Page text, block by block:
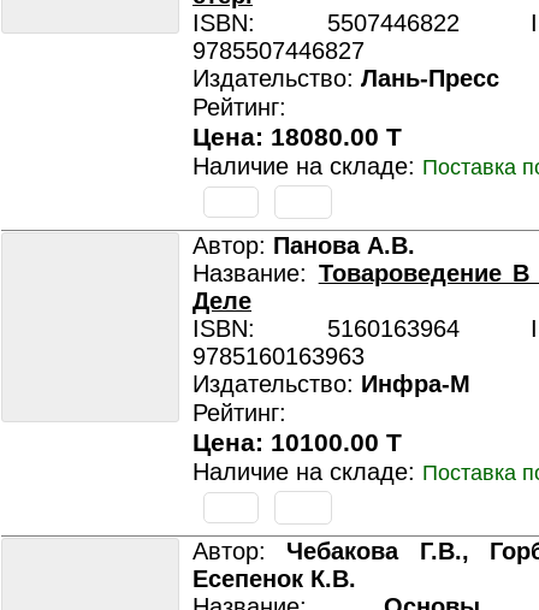
ISBN: 5507446822
9785507446827
Издательство: Лань-Пресс
Рейтинг:
Цена: 18080.00 T
Наличие на складе: Поставка
Автор: Панова А.В.
Название: Товароведение
Деле
ISBN: 5160163964
9785160163963
Издательство: Инфра-М
Рейтинг:
Цена: 10100.00 T
Наличие на складе: Поставка
Автор: Чебакова Г.В.,
Есепенок К.В.